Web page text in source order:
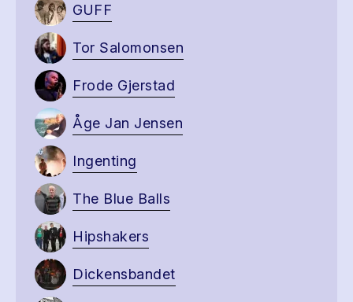
GUFF
Tor Salomonsen
Frode Gjerstad
Åge Jan Jensen
Ingenting
The Blue Balls
Hipshakers
Dickensbandet